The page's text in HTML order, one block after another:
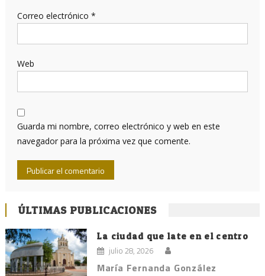
Correo electrónico *
Web
Guarda mi nombre, correo electrónico y web en este
navegador para la próxima vez que comente.
ÚLTIMAS PUBLICACIONES
La ciudad que late en el centro
julio 28, 2026
María Fernanda González